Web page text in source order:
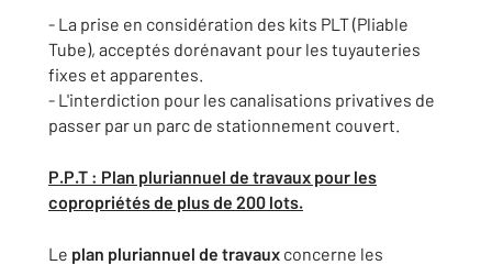
- La prise en considération des kits PLT (Pliable
Tube), acceptés dorénavant pour les tuyauteries
fixes et apparentes.
- L'interdiction pour les canalisations privatives de
passer par un parc de stationnement couvert.
P.P.T : Plan pluriannuel de travaux pour les
copropriétés de plus de 200 lots.
Le plan pluriannuel de travaux concerne les